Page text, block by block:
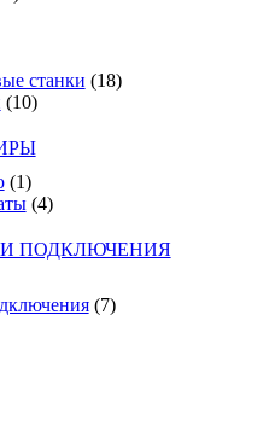
станки (18)
(10)
(1)
(4)
ПОДКЛЮЧЕНИЯ
(7)